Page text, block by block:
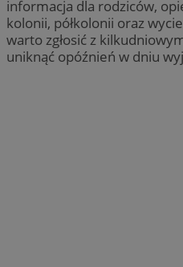
informacja dla rodziców,
kolonii, półkolonii oraz
warto zgłosić z
uniknąć opóźnień w dniu